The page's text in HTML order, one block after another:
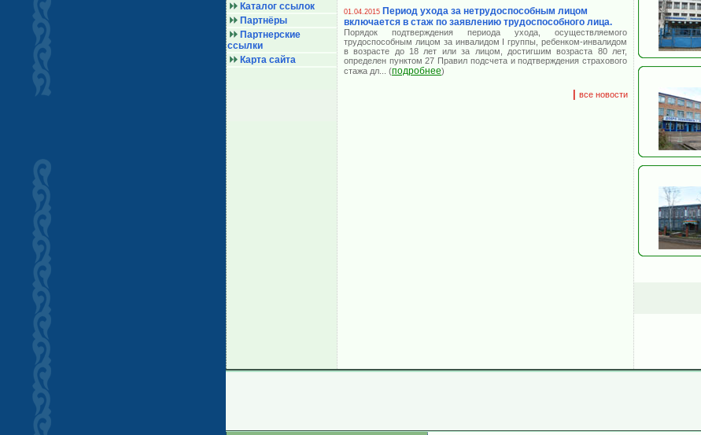
Каталог ссылок
Партнёры
Партнерские
ссылки
Карта сайта
01.04.2015 Период ухода за нетрудоспособным лицом
включается в стаж по заявлению трудоспособного лица.
Порядок подтверждения периода ухода, осуществляемого
трудоспособным лицом за инвалидом I группы, ребенком-инвалидом
в возрасте до 18 лет или за лицом, достигшим возраста 80 лет,
определен пунктом 27 Правил подсчета и подтверждения страхового
стажа дл ... (подробнее)
все новости